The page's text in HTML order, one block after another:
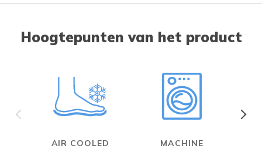
Hoogtepunten van het product
AIR COOLED
MACHINE